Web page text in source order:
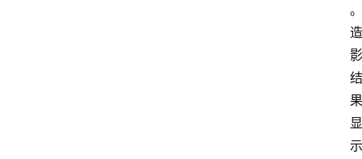
。
造
影
结
果
显
示